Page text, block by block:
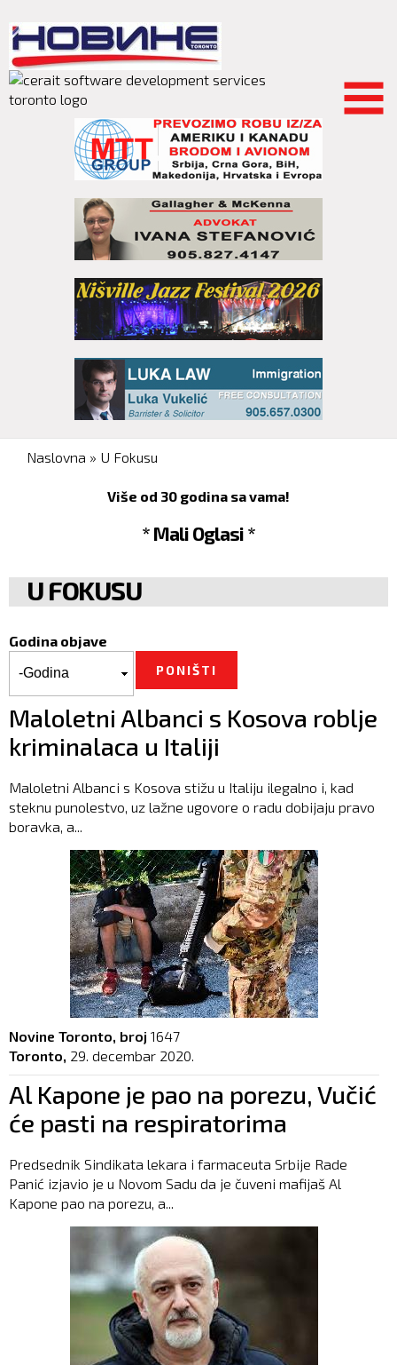
main
content
You are here
Naslovna » U Fokusu
Više od 30 godina sa vama!
* Mali Oglasi *
U FOKUSU
Godina objave
Maloletni Albanci s Kosova roblje
kriminalaca u Italiji
Maloletni Albanci s Kosova stižu u Italiju ilegalno i, kad
steknu punolestvo, uz lažne ugovore o radu dobijaju pravo
boravka, a...
Novine Toronto, broj 1647
Toronto, 29. decembar 2020.
Al Kapone je pao na porezu, Vučić
će pasti na respiratorima
Predsednik Sindikata lekara i farmaceuta Srbije Rade
Panić izjavio je u Novom Sadu da je čuveni mafijaš Al
Kapone pao na porezu, a...